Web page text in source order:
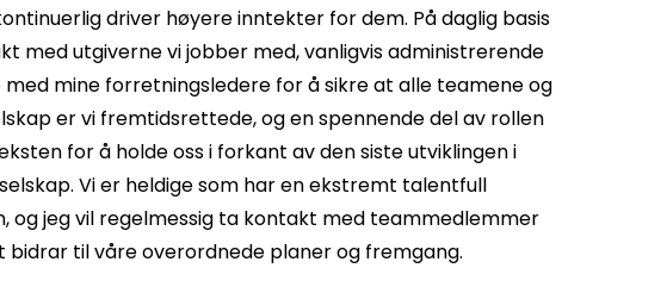
driver høyere inntekter for dem. På daglig basis
med utgiverne vi jobber med, vanligvis administrerende
mine forretningsledere for å sikre at alle teamene og
er vi fremtidsrettede, og en spennende del av rollen
for å holde oss i forkant av den siste utviklingen i
Vi er heldige som har en ekstremt talentfull
og jeg vil regelmessig ta kontakt med teammedlemmer
til våre overordnede planer og fremgang.